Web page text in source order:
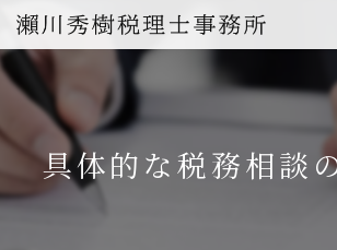
具体的な税務相談